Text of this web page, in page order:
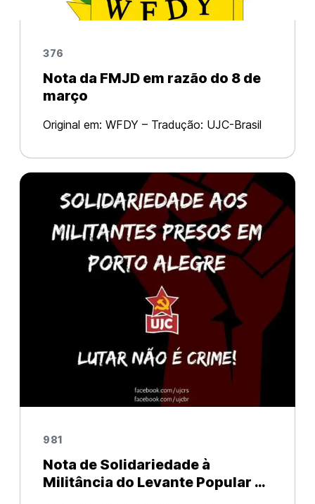
376
Nota da FMJD em razão do 8 de
março
Original em: WFDY – Tradução: UJC-Brasil
Mulheres, a Federação Mundial das
Juventudes Democráticas expressa seu
total respeito pelos sacrifícios das heróicas
trab
981
Nota de Solidariedade à
Militância do Levante Popular da